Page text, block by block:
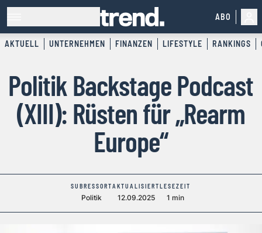
ABO
AKTUELL UNTERNEHMEN FINANZEN LIFESTYLE RANKINGS
Politik Backstage Podcast
(XIII): Rüsten für „Rearm
Europe“
SUBRESSORT
Politik
AKTUALISIERT
12.09.2025
LESEZEIT
1 min